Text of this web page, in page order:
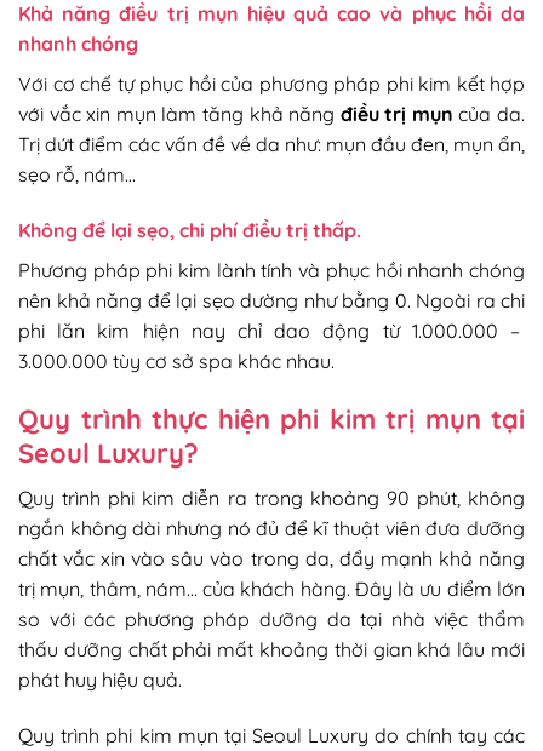
Khả năng điều trị mụn hiệu quả cao và phục hồi da
nhanh chóng
Với cơ chế tự phục hồi của phương pháp phi kim kết hợp
với vắc xin mụn làm tăng khả năng điều trị mụn của da.
Trị dứt điểm các vấn đề về da như: mụn đầu đen, mụn ẩn,
sẹo rỗ, nám…
Không để lại sẹo, chi phí điều trị thấp.
Phương pháp phi kim lành tính và phục hồi nhanh chóng
nên khả năng để lại sẹo dường như bằng 0. Ngoài ra chi
phi lăn kim hiện nay chỉ dao động từ 1.000.000 –
3.000.000 tùy cơ sở spa khác nhau.
Quy trình thực hiện phi kim trị mụn tại
Seoul Luxury?
Quy trình phi kim diễn ra trong khoảng 90 phút, không
ngắn không dài nhưng nó đủ để kĩ thuật viên đưa dưỡng
chất vắc xin vào sâu vào trong da, đẩy mạnh khả năng
trị mụn, thâm, nám… của khách hàng. Đây là ưu điểm lớn
so với các phương pháp dưỡng da tại nhà việc thẩm
thấu dưỡng chất phải mất khoảng thời gian khá lâu mới
phát huy hiệu quả.
Quy trình phi kim mụn tại Seoul Luxury do chính tay các